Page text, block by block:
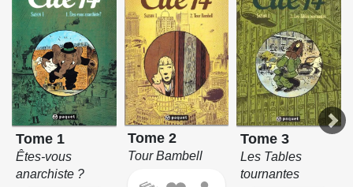
Tome 1
Êtes-vous
anarchiste ?
Tome 2
Tour Bambell
Tome 3
Les Tables
tournantes